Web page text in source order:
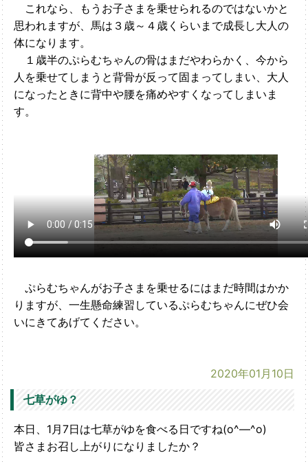
これなら、もうお子さまを乗せられるのではないかと
思われますが、馬は３歳～４歳くらいまで成長し大人の
体になります。
１歳半のぷらむちゃんの骨はまだやわらかく、今から
人を乗せてしまうと背骨が反って固まってしまい、大人
になったときに背中や腰を痛めやすくなってしまいま
す。
ぷらむちゃんがお子さまを乗せるにはまだ時間はかか
りますが、一生懸命練習しているぷらむちゃんにぜひ会
いにきてあげてください。
2020年01月10日
七草がゆ？
本日、1月7日は七草がゆを食べる日ですね(o^―^o)
皆さまお召し上がりになりましたか？